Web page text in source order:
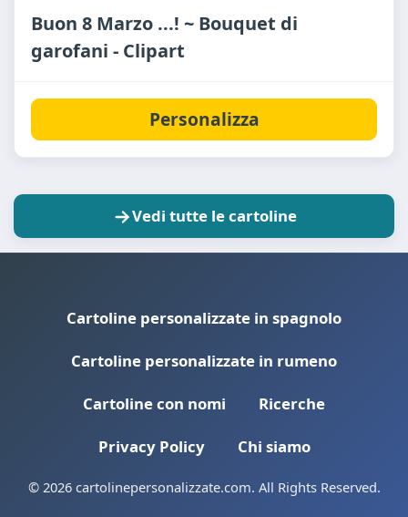
Buon 8 Marzo ...! ~ Bouquet di
garofani - Clipart
Personalizza
Vedi tutte le cartoline
Cartoline personalizzate in spagnolo
Cartoline personalizzate in rumeno
Cartoline con nomi Ricerche
Privacy Policy Chi siamo
© 2026 cartolinepersonalizzate.com. All Rights Reserved.